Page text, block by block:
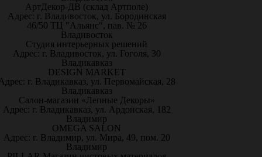
АртДекор-ДВ (склад Артполе)
Адрес: г. Владивосток, ул. Бородинская
46/50 ТЦ "Альянс", пав. № 26
Владивосток
Студия интерьерных решений
Адрес: г. Владивосток, ул. Гоголя, 30
Владикавказ
DESIGN MARKET
г. Владикавказ, ул. Первомайская, 28
Владикавказ
Салон-магазин «Лепные Декоры»
Адрес: г. Владикавказ, ул. Ардонская, 182
Владимир
OMEGA SALON
Адрес: г. Владимир, ул. Мира, 49, пом. 20
Владимир